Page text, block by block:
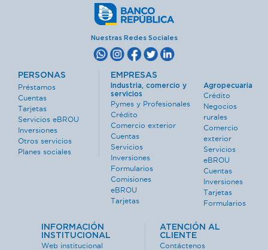
Nuestras Redes Sociales
PERSONAS
Préstamos
Cuentas
Tarjetas
Servicios eBROU
Inversiones
Otros servicios
Planes sociales
EMPRESAS
Industria, comercio y
servicios
Pymes y Profesionales
Crédito
Comercio exterior
Cuentas
Servicios
Inversiones
Formularios
Comisiones
eBROU
Tarjetas
Agropecuaria
Crédito
Negocios
rurales
Comercio
exterior
Servicios
eBROU
Cuentas
Inversiones
Tarjetas
Formularios
INFORMACIÓN
INSTITUCIONAL
Web institucional
ATENCIÓN AL
CLIENTE
Contáctenos